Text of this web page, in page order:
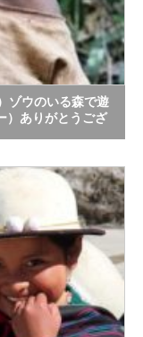
ゾウのいる森で遊
）ありがとうござ